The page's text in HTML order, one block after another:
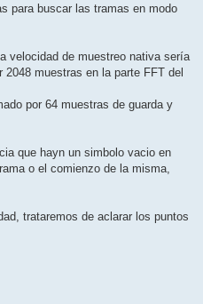
para buscar las tramas en modo
velocidad de muestreo nativa sería
2048 muestras en la parte FFT del
por 64 muestras de guarda y
que hayn un simbolo vacio en
o el comienzo de la misma,
trataremos de aclarar los puntos